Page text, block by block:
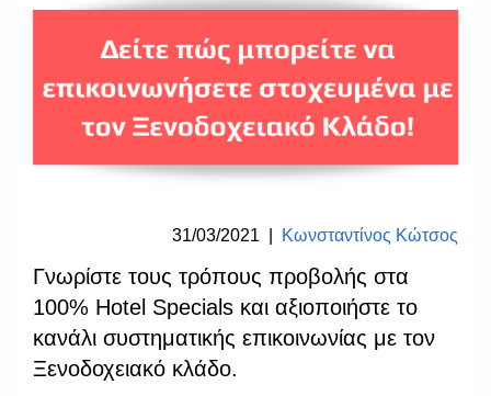
31/03/2021 Κωνσταντίνος Κώτσος
Γνωρίστε τους τρόπους προβολής στα
100% Hotel Specials και αξιοποιήστε το
κανάλι συστηματικής επικοινωνίας με τον
Ξενοδοχειακό κλάδο.